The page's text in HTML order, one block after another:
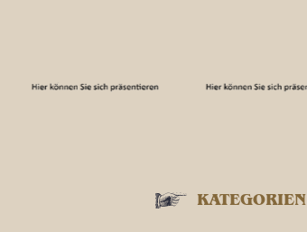
KATEGORIEN